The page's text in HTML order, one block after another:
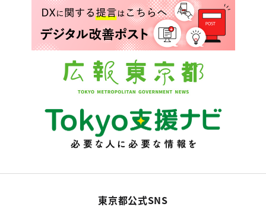
東京都公式SNS